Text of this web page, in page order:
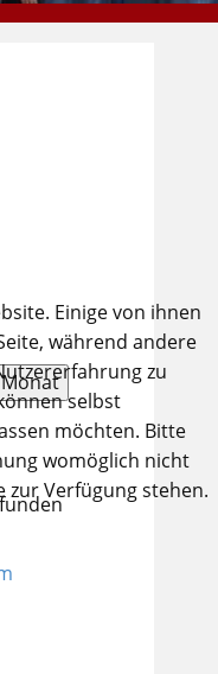
Einige von ihnen
während andere
zu
selbst
möchten. Bitte
womöglich nicht
zur Verfügung stehen.